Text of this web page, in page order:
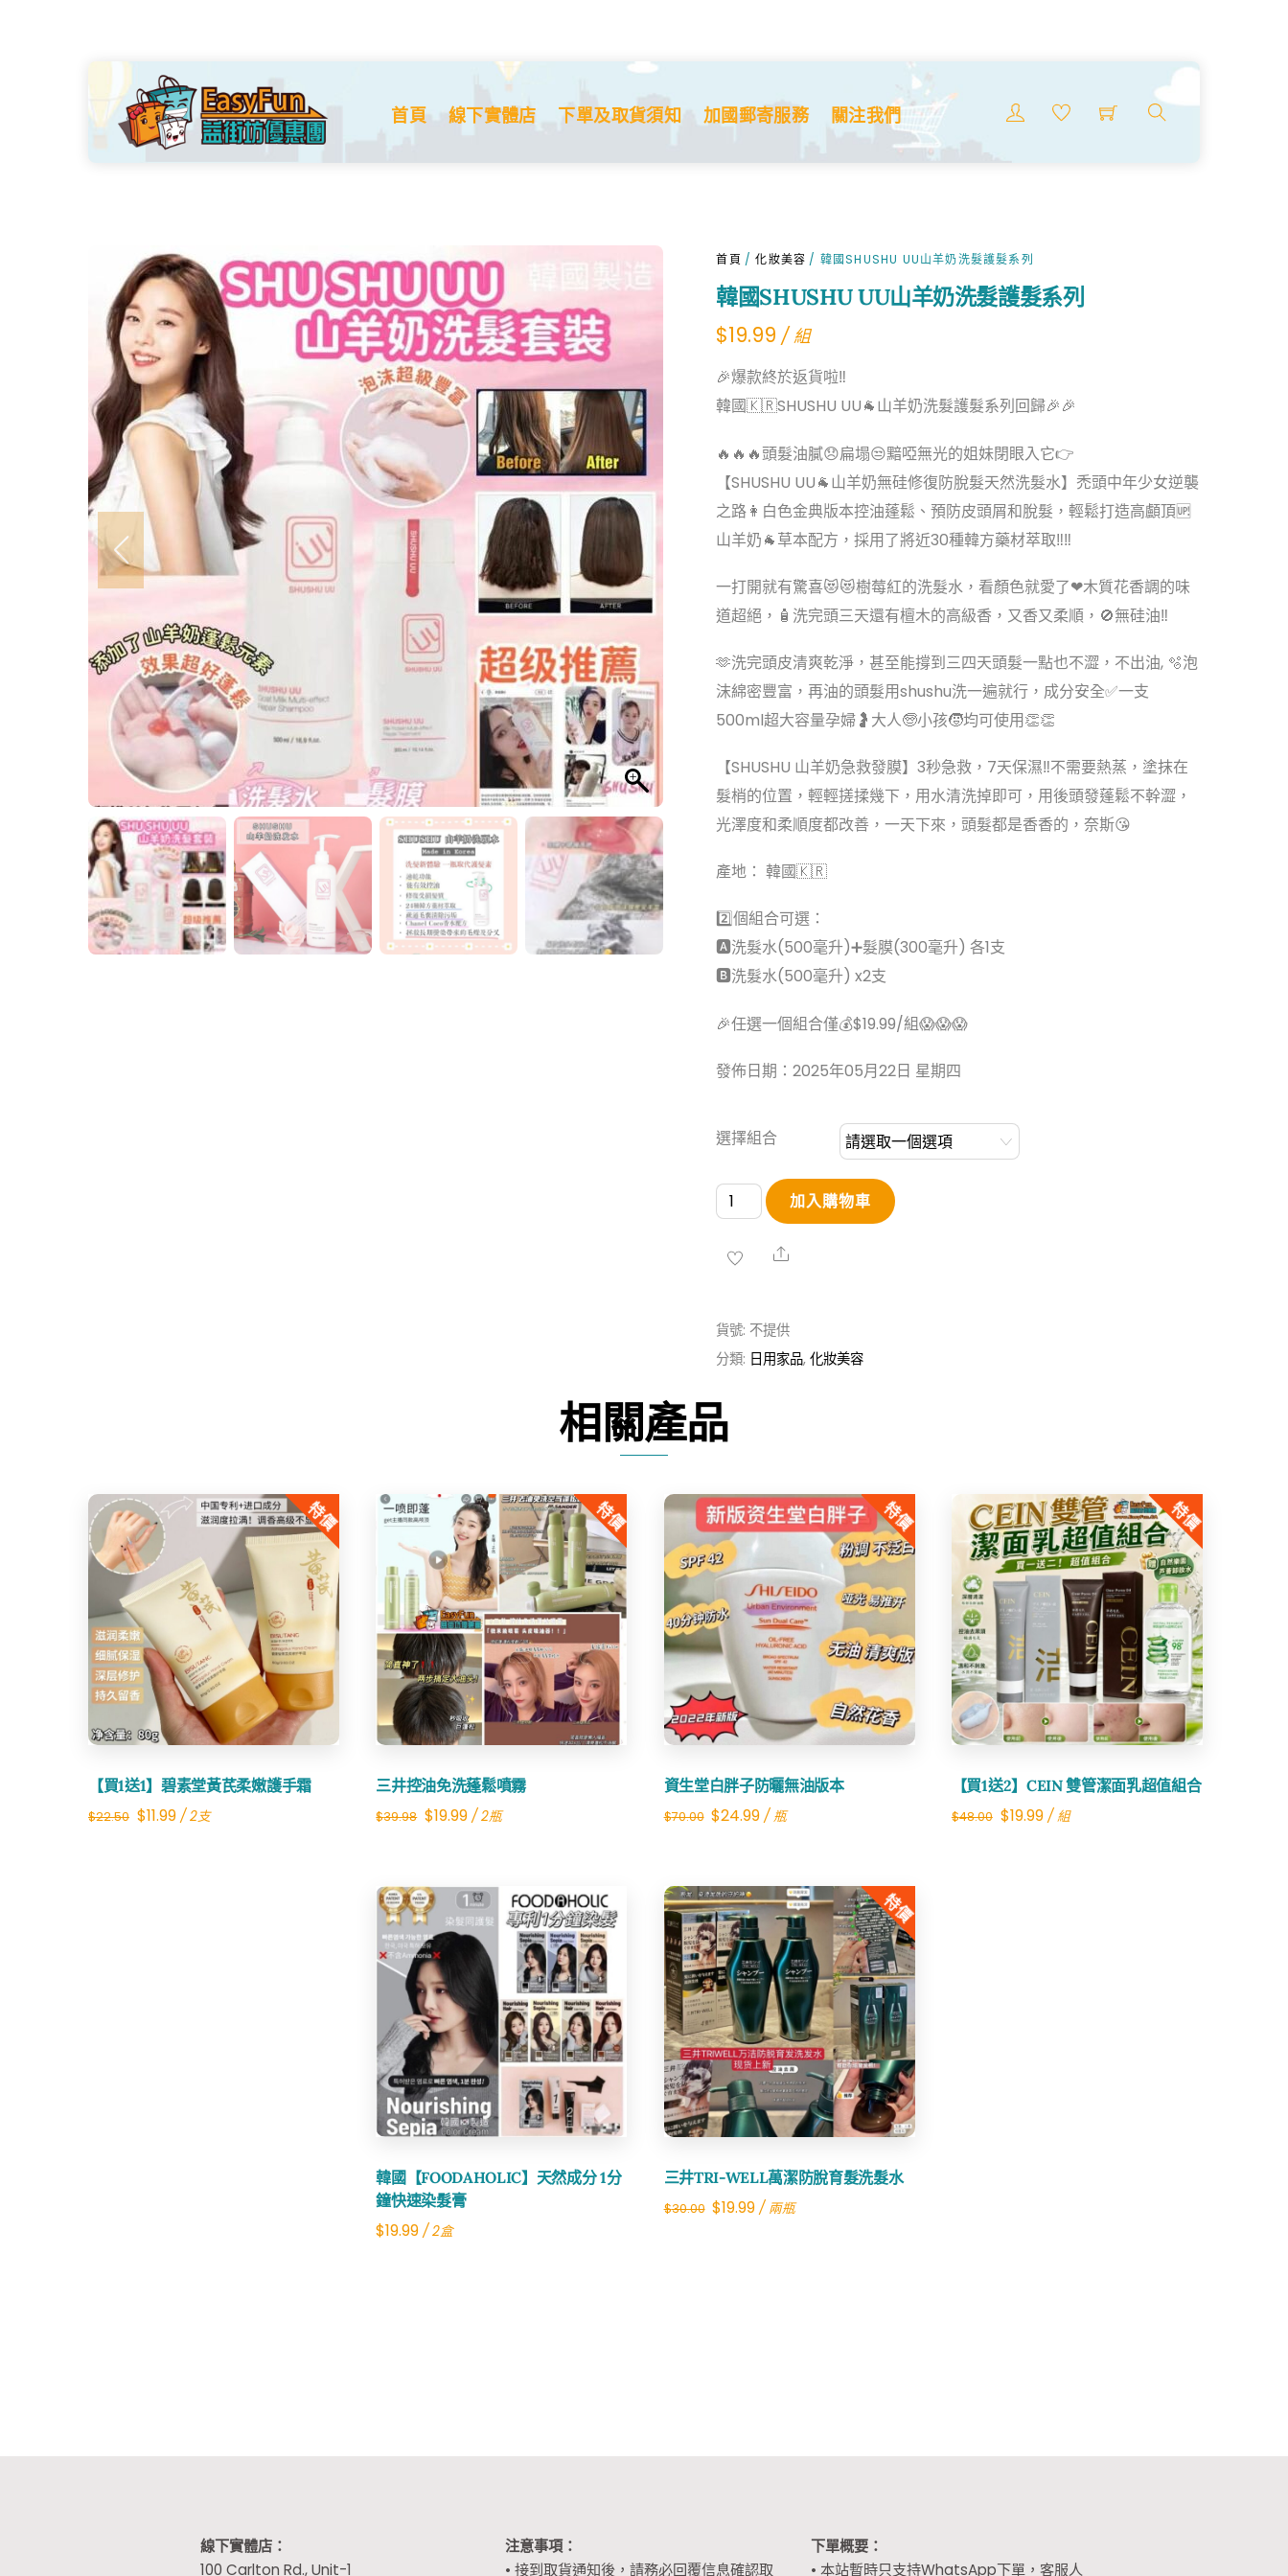
Menu
索
首頁 線下實體店 下單及取貨須知 加國郵寄服務 關注我們
首頁 /化妝美容 / 韓國SHUSHU UU山羊奶洗髮護髮系列
韓國SHUSHU UU山羊奶洗髮護髮系列
$19.99 / 組
🎉爆款終於返貨啦‼
韓國🇰🇷SHUSHU UU🐐山羊奶洗髮護髮系列回歸🎉🎉
🔥🔥🔥頭髮油膩😞扁塌😒黯啞無光的姐妹閉眼入它👉
【SHUSHU UU🐐山羊奶無硅修復防脫髮天然洗髮水】禿頭中年少女逆襲
之路👩白色金典版本控油蓬鬆、預防皮頭屑和脫髮，輕鬆打造高顱頂🆙
山羊奶🐐草本配方，採用了將近30種韓方藥材萃取‼‼
一打開就有驚喜😻😻樹莓紅的洗髮水，看顏色就愛了❤木質花香調的味
道超絕，🧴洗完頭三天還有檀木的高級香，又香又柔順，🚫無硅油‼
🫶洗完頭皮清爽乾淨，甚至能撐到三四天頭髮一點也不澀，不出油, 🫧泡
沫綿密豐富，再油的頭髮用shushu洗一遍就行，成分安全✅一支
500ml超大容量孕婦🤰大人🧓小孩🧒均可使用👏👏
【SHUSHU 山羊奶急救發膜】3秒急救，7天保濕‼️不需要熱蒸，塗抹在
髮梢的位置，輕輕搓揉幾下，用水清洗掉即可，用後頭發蓬鬆不幹澀，
光澤度和柔順度都改善，一天下來，頭髮都是香香的，奈斯😘
產地： 韓國🇰🇷
2️⃣個組合可選：
🅰️洗髮水(500毫升)➕髮膜(300毫升) 各1支
🅱️洗髮水(500毫升) x2支
🎉任選一個組合僅💰$19.99/組😱😱😱
發佈日期：2025年05月22日 星期四
選擇組合
韓
國
SHUSHU
羊
奶
洗
髮
系
列
數
量
加入購物車
Share
貨號: 不提供
分類: 日用家品,化妝美容
相關產品
特價
【買1送1】碧素堂黃芪柔嫩護手霜
$22.50 Original
$11.99Current
/ 2支
Share
特價
三井控油免洗蓬鬆噴霧
$39.98 Original
$39.98.
$19.99Current
$19.99.
/ 2瓶
Share
特價
資生堂白胖子防曬無油版本
$70.00 Original
$70.00.
$24.99Current
$24.99.
/ 瓶
Share
特價
【買1送2】CEIN 雙管潔面乳超值組合
$48.00 Original
$19.99Current
/ 組
Share
韓國【FOODAHOLIC】天然成分 1分
鐘快速染髮膏
$19.99 / 2盒
Share
特價
三井TRI-WELL萬潔防脫育髮洗髮水
$30.00 Original
$19.99Current
/ 兩瓶
Share
線下實體店：
100 Carlton Rd., Unit-1
注意事項：
• 接到取貨通知後，請務必回覆信息確認取
下單概要：
• 本站暫時只支持WhatsApp下單，客服人